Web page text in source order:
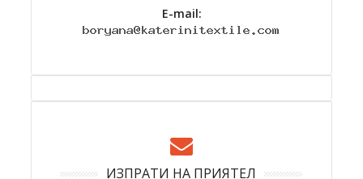
E-mail:
ИЗПРАТИ НА ПРИЯТЕЛ